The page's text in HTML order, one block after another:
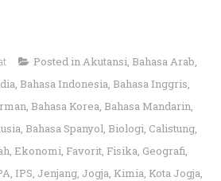
Posted inAkutansi, Bahasa Arab,
, Bahasa Indonesia, Bahasa Inggris,
, Bahasa Korea, Bahasa Mandarin,
, Bahasa Spanyol, Biologi, Calistung,
, Ekonomi, Favorit, Fisika, Geografi,
, IPS, Jenjang, Jogja, Kimia, Kota Jogja,